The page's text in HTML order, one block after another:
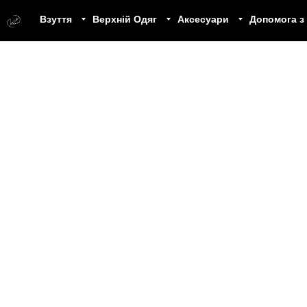
Взуття Верхній Одяг Аксесуари Допомога з